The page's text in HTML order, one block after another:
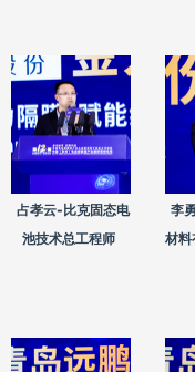
占孝云-比克固态电
池技术总工程师
李
材料